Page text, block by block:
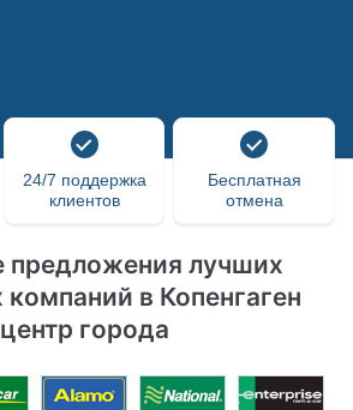
24/7 поддержка
клиентов
Бесплатная
отмена
предложения лучших
в Копенгаген
центр города